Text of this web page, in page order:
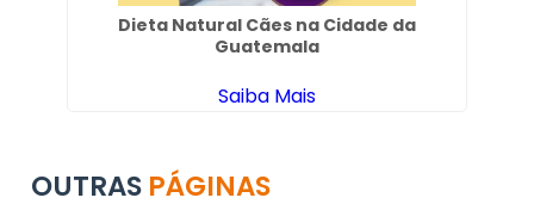
Dieta Natural Cães na Cidade da
Guatemala
Saiba Mais
OUTRAS PÁGINAS